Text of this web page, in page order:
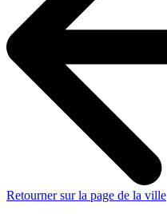
Retourner sur la page de la ville